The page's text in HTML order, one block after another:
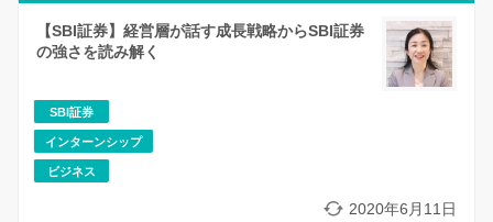
【SBI証券】経営層が話す成長戦略からSBI証券
の強さを読み解く
SBI証券
インターンシップ
ビジネス
2020年6月11日